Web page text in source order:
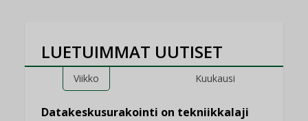
LUETUIMMAT UUTISET
Viikko Kuukausi
Datakeskusurakointi on tekniikkalaji